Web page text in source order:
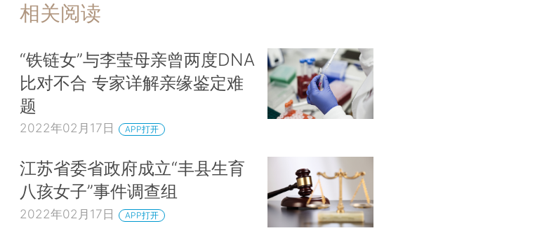
相关阅读
“铁链女”与李莹母亲曾两度DNA
比对不合 专家详解亲缘鉴定难
题
2022年02月17日 APP打开
江苏省委省政府成立“丰县生育
八孩女子”事件调查组
2022年02月17日 APP打开